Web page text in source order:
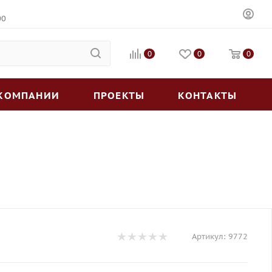
0 0 0
ПРОЕКТЫ КОНТАКТЫ
Артикул: 9772